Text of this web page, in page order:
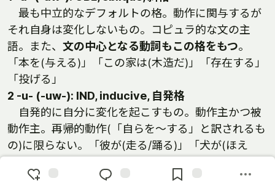
最も中立的なデフォルトの格。動作に関与するが
それ自身は変化しないもの。コピュラ的な文の主
語。また、 文の中心となる動詞もこの格をもつ。
「本を(与える)」「この家は(木造だ)」「存在する」
「投げる」
2 -u- (-uw-): IND, inducive, 自発格
自発的に自分に変化を起こすもの。動作主かつ被
動作主。再帰的動作(「自らを～する」と訳されるも
の)に限らない。「彼が(走る/踊る)」「犬が(ほえ
3 -e- (-ew-): ABS, absolutive, 絶対格